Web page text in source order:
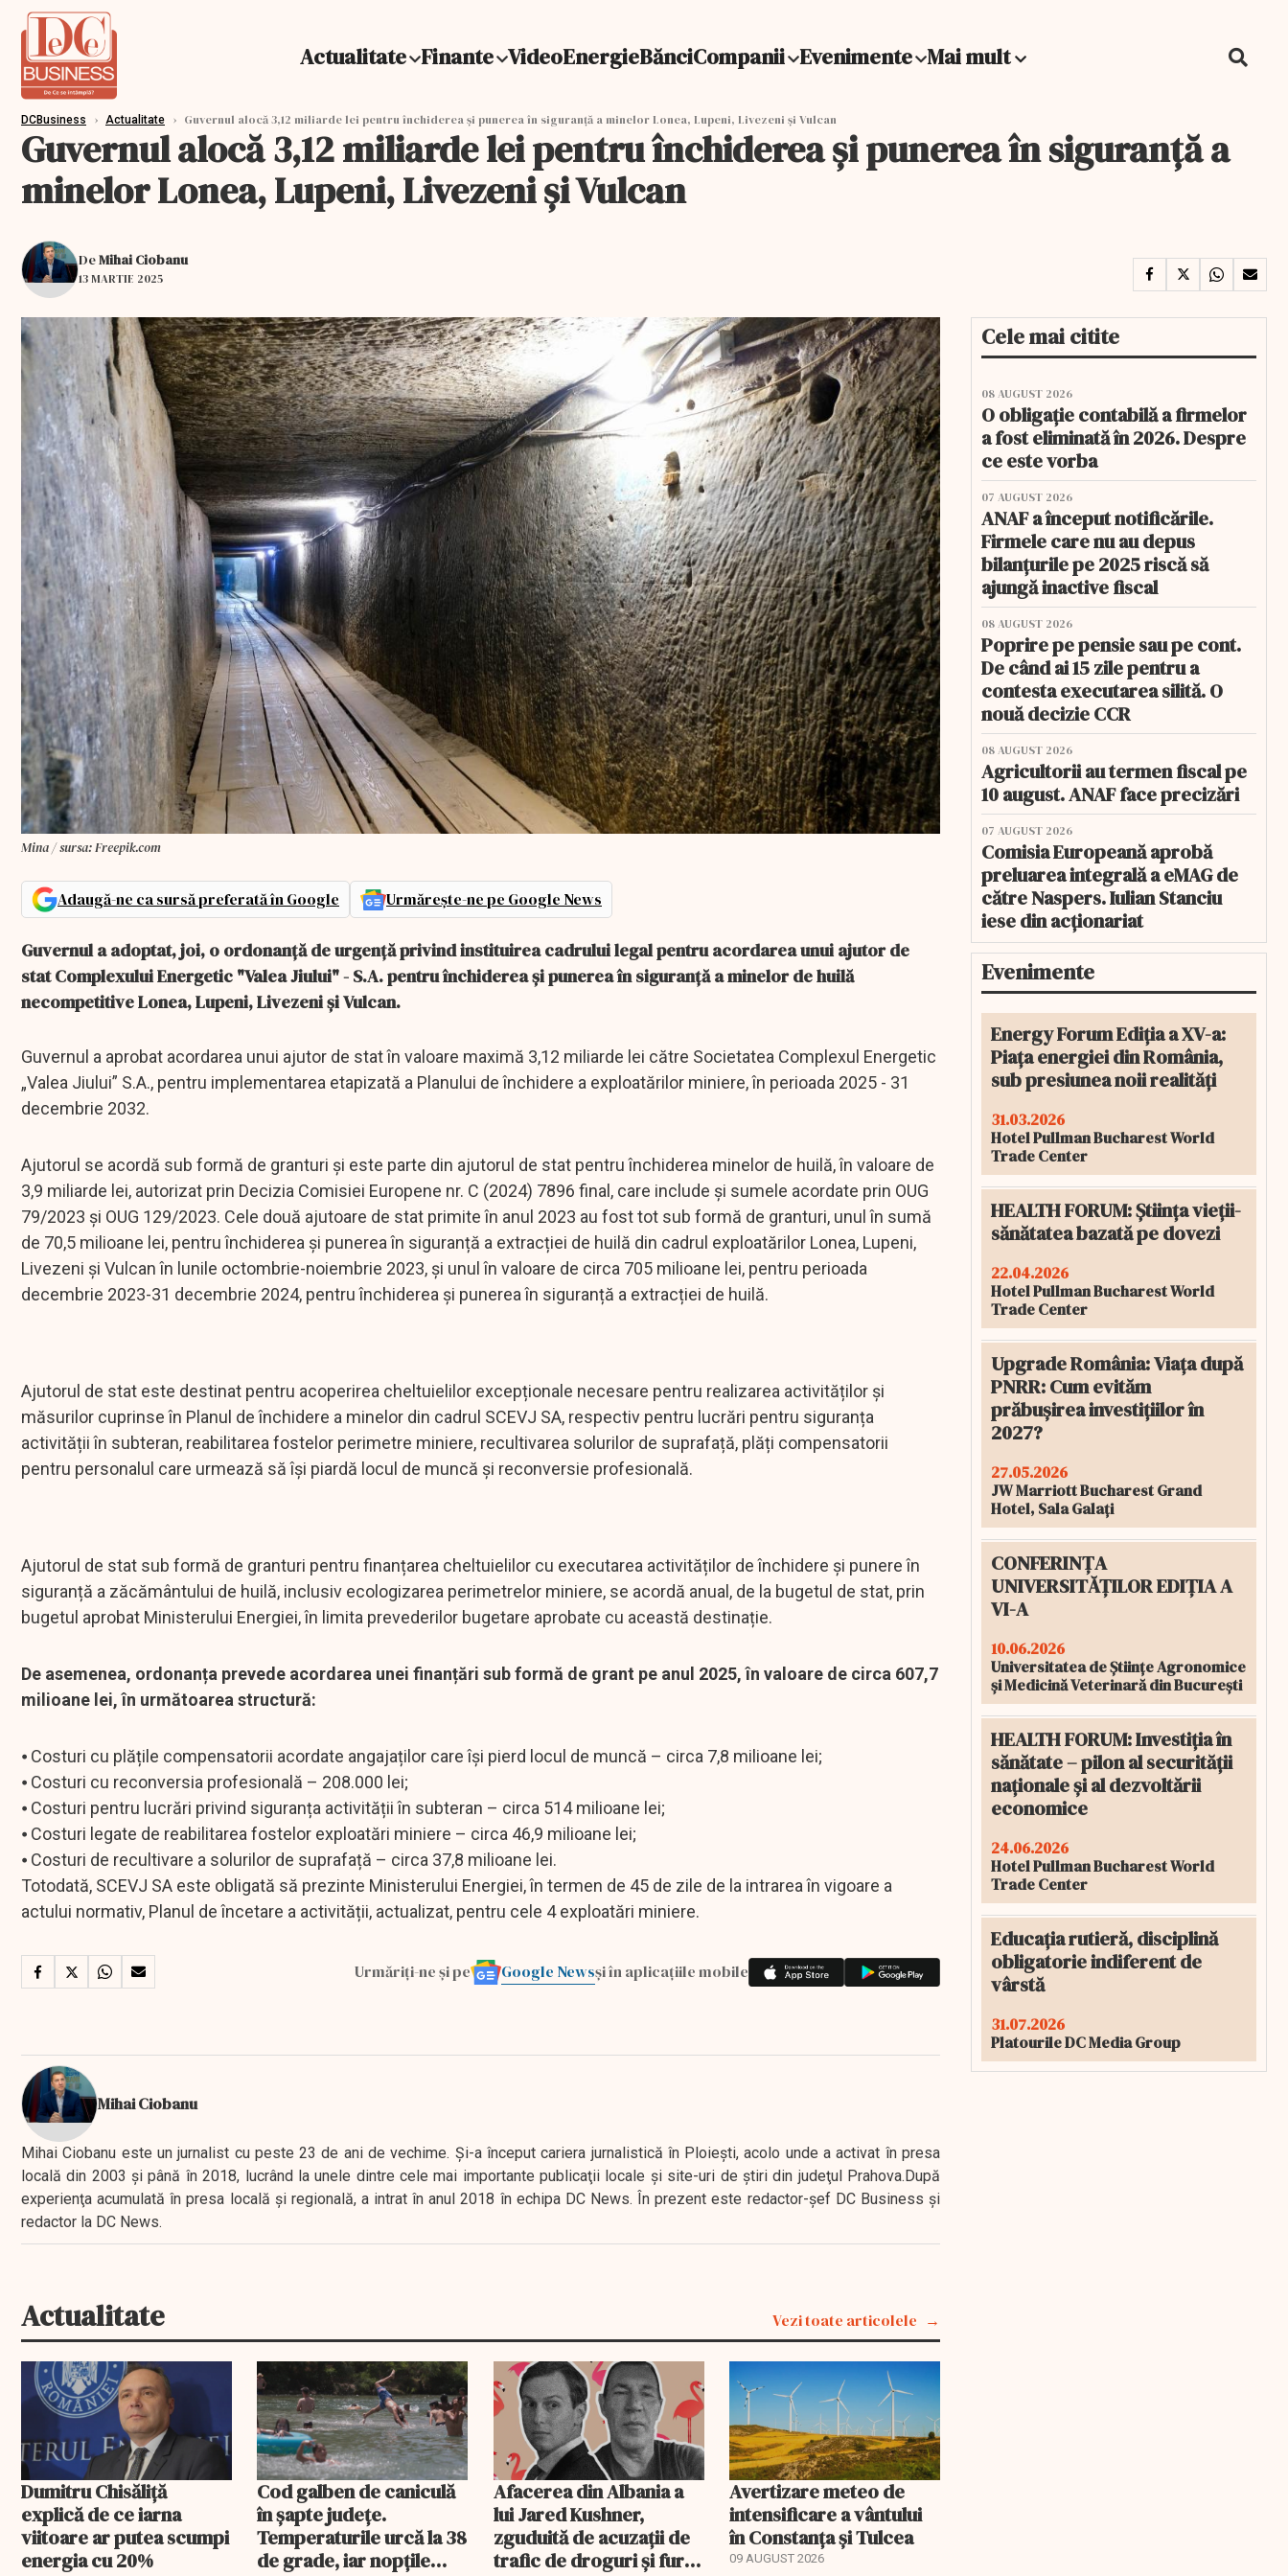
Actualitate Finante VideoEnergieBănciCompanii Evenimente Mai mult
DCBusiness › Actualitate › Guvernul alocă 3,12 miliarde lei pentru închiderea şi punerea în siguranţă a minelor Lonea, Lupeni, Livezeni şi Vulcan
Guvernul alocă 3,12 miliarde lei pentru închiderea şi punerea în siguranţă a
minelor Lonea, Lupeni, Livezeni şi Vulcan
DeMihai Ciobanu
13 MARTIE 2025
Mina / sursa: Freepik.com
Adaugă-ne ca sursă preferată în Google Urmărește-ne pe Google News
Guvernul a adoptat, joi, o ordonanţă de urgenţă privind instituirea cadrului legal pentru acordarea unui ajutor de
stat Complexului Energetic "Valea Jiului" - S.A. pentru închiderea şi punerea în siguranţă a minelor de huilă
necompetitive Lonea, Lupeni, Livezeni şi Vulcan.
Guvernul a aprobat acordarea unui ajutor de stat în valoare maximă 3,12 miliarde lei către Societatea Complexul Energetic
„Valea Jiului” S.A., pentru implementarea etapizată a Planului de închidere a exploatărilor miniere, în perioada 2025 - 31
decembrie 2032.
Ajutorul se acordă sub formă de granturi și este parte din ajutorul de stat pentru închiderea minelor de huilă, în valoare de
3,9 miliarde lei, autorizat prin Decizia Comisiei Europene nr. C (2024) 7896 final, care include și sumele acordate prin OUG
79/2023 și OUG 129/2023. Cele două ajutoare de stat primite în anul 2023 au fost tot sub formă de granturi, unul în sumă
de 70,5 milioane lei, pentru închiderea și punerea în siguranță a extracției de huilă din cadrul exploatărilor Lonea, Lupeni,
Livezeni și Vulcan în lunile octombrie-noiembrie 2023, și unul în valoare de circa 705 milioane lei, pentru perioada
decembrie 2023-31 decembrie 2024, pentru închiderea și punerea în siguranță a extracției de huilă.
Ajutorul de stat este destinat pentru acoperirea cheltuielilor excepționale necesare pentru realizarea activităților și
măsurilor cuprinse în Planul de închidere a minelor din cadrul SCEVJ SA, respectiv pentru lucrări pentru siguranța
activității în subteran, reabilitarea fostelor perimetre miniere, recultivarea solurilor de suprafață, plăți compensatorii
pentru personalul care urmează să își piardă locul de muncă și reconversie profesională.
Ajutorul de stat sub formă de granturi pentru finanțarea cheltuielilor cu executarea activităților de închidere și punere în
siguranță a zăcământului de huilă, inclusiv ecologizarea perimetrelor miniere, se acordă anual, de la bugetul de stat, prin
bugetul aprobat Ministerului Energiei, în limita prevederilor bugetare aprobate cu această destinație.
De asemenea, ordonanța prevede acordarea unei finanțări sub formă de grant pe anul 2025, în valoare de circa 607,7
milioane lei, în următoarea structură:
⦁ Costuri cu plățile compensatorii acordate angajaților care își pierd locul de muncă – circa 7,8 milioane lei;
⦁ Costuri cu reconversia profesională – 208.000 lei;
⦁ Costuri pentru lucrări privind siguranța activității în subteran – circa 514 milioane lei;
⦁ Costuri legate de reabilitarea fostelor exploatări miniere – circa 46,9 milioane lei;
⦁ Costuri de recultivare a solurilor de suprafață – circa 37,8 milioane lei.
Totodată, SCEVJ SA este obligată să prezinte Ministerului Energiei, în termen de 45 de zile de la intrarea în vigoare a
actului normativ, Planul de încetare a activității, actualizat, pentru cele 4 exploatări miniere.
Urmăriți-ne și pe Google Newsși în aplicațiile mobile
Mihai Ciobanu
Mihai Ciobanu este un jurnalist cu peste 23 de ani de vechime. Şi-a început cariera jurnalistică în Ploieşti, acolo unde a activat în presa
locală din 2003 şi până în 2018, lucrând la unele dintre cele mai importante publicaţii locale şi site-uri de ştiri din judeţul Prahova.După
experienţa acumulată în presa locală şi regională, a intrat în anul 2018 în echipa DC News. În prezent este redactor-şef DC Business şi
redactor la DC News.
Actualitate Vezi toate articolele
Dumitru Chisăliță
explică de ce iarna
viitoare ar putea scumpi
energia cu 20%
Cod galben de caniculă
în șapte județe.
Temperaturile urcă la 38
de grade, iar nopțile
Afacerea din Albania a
lui Jared Kushner,
zguduită de acuzații de
trafic de droguri și furt
Avertizare meteo de
intensificare a vântului
în Constanța și Tulcea
09 AUGUST 2026
Cele mai citite
08 AUGUST 2026
O obligație contabilă a firmelor
a fost eliminată în 2026. Despre
ce este vorba
07 AUGUST 2026
ANAF a început notificările.
Firmele care nu au depus
bilanțurile pe 2025 riscă să
ajungă inactive fiscal
08 AUGUST 2026
Poprire pe pensie sau pe cont.
De când ai 15 zile pentru a
contesta executarea silită. O
nouă decizie CCR
08 AUGUST 2026
Agricultorii au termen fiscal pe
10 august. ANAF face precizări
07 AUGUST 2026
Comisia Europeană aprobă
preluarea integrală a eMAG de
către Naspers. Iulian Stanciu
iese din acționariat
Evenimente
Energy Forum Ediția a XV-a:
Piața energiei din România,
sub presiunea noii realități
31.03.2026
Hotel Pullman Bucharest World
Trade Center
HEALTH FORUM: Știința vieții-
sănătatea bazată pe dovezi
22.04.2026
Hotel Pullman Bucharest World
Trade Center
Upgrade România: Viața după
PNRR: Cum evităm
prăbușirea investițiilor în
2027?
27.05.2026
JW Marriott Bucharest Grand
Hotel, Sala Galați
CONFERINȚA
UNIVERSITĂȚILOR EDIȚIA A
VI-A
10.06.2026
Universitatea de Științe Agronomice
și Medicină Veterinară din București
HEALTH FORUM: Investiția în
sănătate – pilon al securității
naționale și al dezvoltării
economice
24.06.2026
Hotel Pullman Bucharest World
Trade Center
Educația rutieră, disciplină
obligatorie indiferent de
vârstă
31.07.2026
Platourile DC Media Group